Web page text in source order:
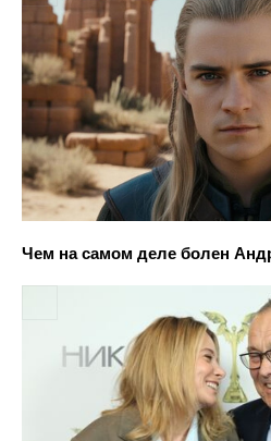
Чем на самом деле болен